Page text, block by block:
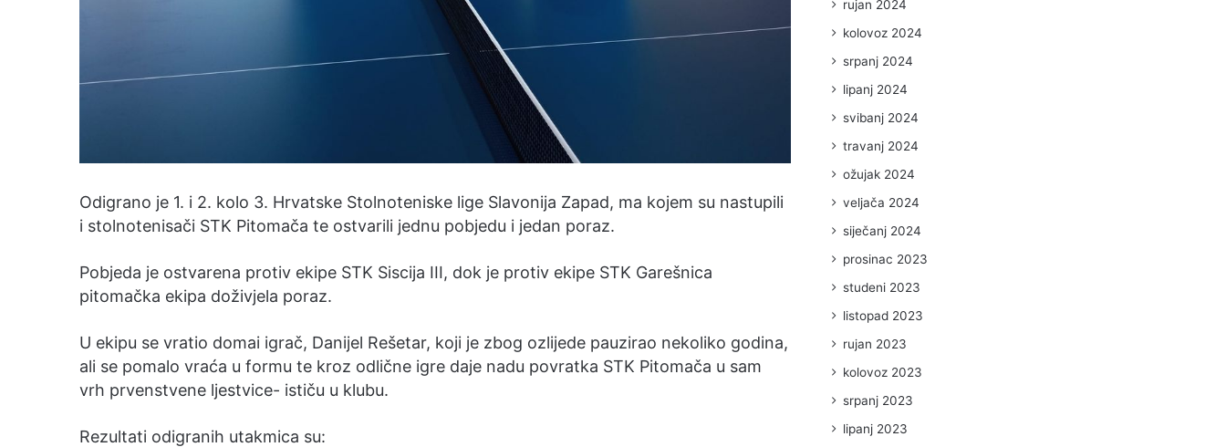
Odigrano je 1. i 2. kolo 3. Hrvatske Stolnoteniske lige Slavonija Zapad, ma kojem su nastupili
i stolnotenisači STK Pitomača te ostvarili jednu pobjedu i jedan poraz.
Pobjeda je ostvarena protiv ekipe STK Siscija III, dok je protiv ekipe STK Garešnica
pitomačka ekipa doživjela poraz.
U ekipu se vratio domai igrač, Danijel Rešetar, koji je zbog ozlijede pauzirao nekoliko godina,
ali se pomalo vraća u formu te kroz odlične igre daje nadu povratka STK Pitomača u sam
vrh prvenstvene ljestvice- ističu u klubu.
Rezultati odigranih utakmica su:
rujan 2024
kolovoz 2024
srpanj 2024
lipanj 2024
svibanj 2024
travanj 2024
ožujak 2024
veljača 2024
siječanj 2024
prosinac 2023
studeni 2023
listopad 2023
rujan 2023
kolovoz 2023
srpanj 2023
lipanj 2023